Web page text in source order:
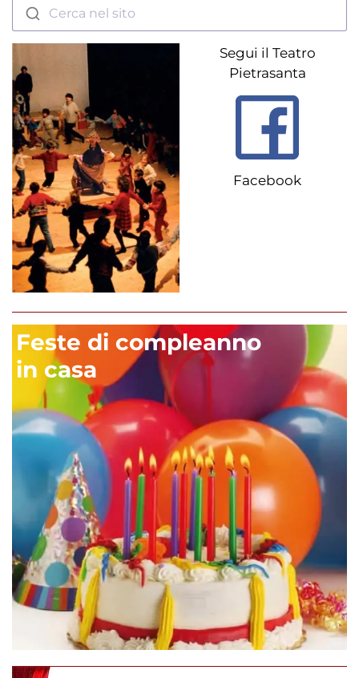
Cerca nel sito
Segui il Teatro
Pietrasanta
Facebook
Feste di compleanno
in casa